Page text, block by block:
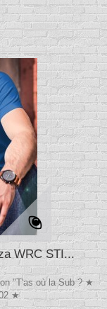
WRC STI...
"T'as où la Sub ? ★
★